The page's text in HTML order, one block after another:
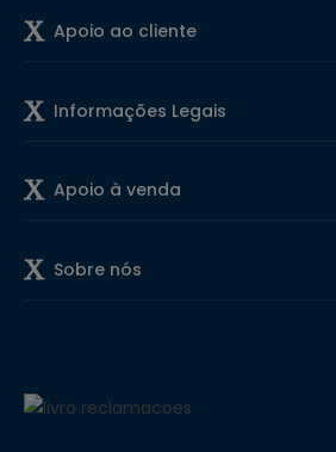
Apoio ao cliente
Informações Legais
Apoio à venda
Sobre nós